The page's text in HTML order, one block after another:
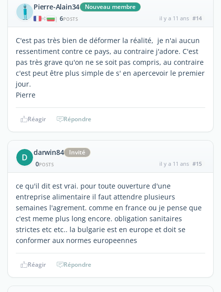
Pierre-Alain34 Nouveau membre
| 6POSTS il y a 11 ans #14
C'est pas très bien de déformer la réalité, je n'ai aucun
ressentiment contre ce pays, au contraire j'adore. C'est
pas très grave qu'on ne se soit pas compris, au contraire
c'est peut être plus simple de s' en apercevoir le premier
jour.
Pierre
Réagir Répondre
D darwin84
Invité
0POSTS il y a 11 ans #15
ce qu'il dit est vrai. pour toute ouverture d'une
entreprise alimentaire il faut attendre plusieurs
semaines l'agrement. comme en france ou je pense que
c'est meme plus long encore. obligation sanitaires
strictes etc etc.. la bulgarie est en europe et doit se
conformer aux normes europeennes
Réagir Répondre